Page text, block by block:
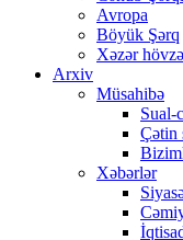
Avropa
Böyük Şərq
Xəzər
Arxiv
Müsahibə
Sual-
Çətin
Xəbərlər